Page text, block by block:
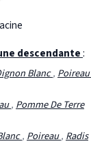
descendante:
Blanc, Poireau
, Pomme De Terre
, Poireau, Radis